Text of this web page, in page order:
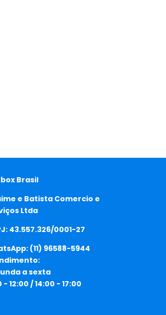
Brasil
e Batista Comercio e
Ltda
43.557.326/0001-27
(11) 96588-5944
a sexta
- 12:00 / 14:00 - 17:00